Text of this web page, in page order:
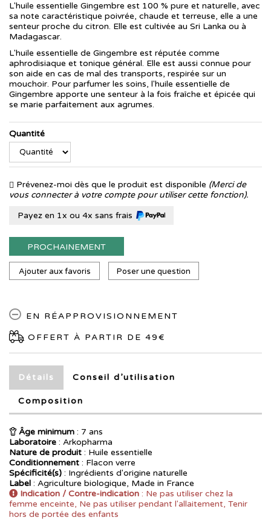
L'huile essentielle Gingembre est 100 % pure et naturelle, avec
sa note caractéristique poivrée, chaude et terreuse, elle a une
senteur proche du citron. Elle est cultivée au Sri Lanka ou à
Madagascar.
L'huile essentielle de Gingembre est réputée comme
aphrodisiaque et tonique général. Elle est aussi connue pour
son aide en cas de mal des transports, respirée sur un
mouchoir. Pour parfumer les soins, l'huile essentielle de
Gingembre apporte une senteur à la fois fraîche et épicée qui
se marie parfaitement aux agrumes.
Quantité
Prévenez-moi dès que le produit est disponible (Merci de
vous connecter à votre compte pour utiliser cette fonction).
Payez en 1x ou 4x sans frais
PROCHAINEMENT
Ajouter aux favoris Poser une question
EN RÉAPPROVISIONNEMENT
OFFERT À PARTIR DE 49€
Détails Conseil d’utilisation
Composition
Âge minimum : 7 ans
Laboratoire : Arkopharma
Nature de produit : Huile essentielle
Conditionnement : Flacon verre
Spécificité(s) : Ingrédients d'origine naturelle
Label : Agriculture biologique, Made in France
Indication / Contre-indication : Ne pas utiliser chez la
femme enceinte, Ne pas utiliser pendant l'allaitement, Tenir
hors de portée des enfants